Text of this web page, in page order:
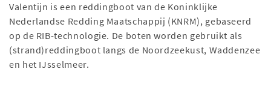
Valentijn is een reddingboot van de Koninklijke
Nederlandse Redding Maatschappij (KNRM), gebaseerd
op de RIB-technologie. De boten worden gebruikt als
(strand)reddingboot langs de Noordzeekust, Waddenzee
en het IJsselmeer.